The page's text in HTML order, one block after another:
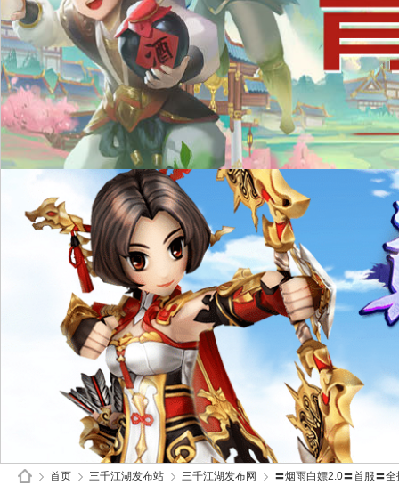
首页 三千江湖发布站 三千江湖发布网 〓烟雨白嫖2.0〓首服〓